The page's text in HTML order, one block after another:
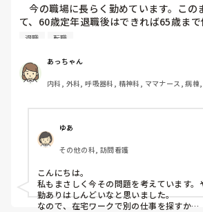
今の職場に長らく勤めています。この
て、60歳定年退職後はできれば65歳ま
漠然と考えていました。
大変そう、だったらその前に働き方を変
思っています。
プラチナナースさんたちは、どうやっ
か？当事者の方でも、職場にこんな人い
知りたいです!
退職 転職
あっちゃん
内科, 外科, 呼吸器科, 精神科, ママナース, 病棟,
ゆあ
その他の科, 訪問看護
こんにちは。
私もまさしく今その問題を考えています。
勤ありはしんどいなと思いました。
なので、在宅ワークで別の仕事を探すか